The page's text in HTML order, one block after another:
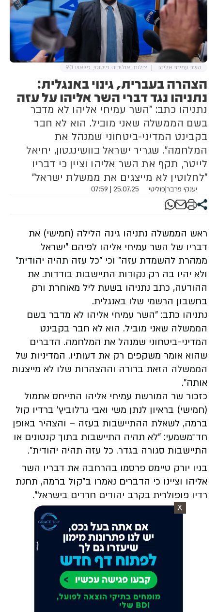
הצהרה בעברית, גינוי באנגלית:
נתניהו נגד דברי השר אליהו על עזה
נתניהו כתב: "השר עמיחי אליהו לא מדבר
בשם הממשלה שאני מוביל. הוא לא חבר
בקבינט המדיני-ביטחוני שמנהל את
המלחמה". שגריר ישראל בוושינגטון, יחיאל
לייטר, תקף את השר אליהו וציין כי דבריו
"לחלוטין לא מייצגים את ממשלת ישראל"
יענקי פרבר|פוליטי 25.07.25 | 07:59
השר עמיחי אליהו צילום: אוליביה פיטוסי, פלאש 90
ראש הממשלה נתניהו גינה הלילה (חמישי) את
דבריו של השר עמיחי אליהו לפיהם "ישראל
ממהרת להשמדת עזה" וכי "כל עזה תהיה יהודית"
ולא יהיו בה רק נקודות התיישבות בודדות. את
ההודעה, כתב נתניהו בשעת ליל מאוחרת ורק
בחשבון הרשמי שלו באנגלית.
נתניהו כתב: "השר עמיחי אליהו לא מדבר בשם
הממשלה שאני מוביל. הוא לא חבר בקבינט
המדיני-ביטחוני שמנהל את המלחמה. הדברים
שהוא אומר משקפים רק את דעותיו. המדיניות של
הממשלה הזאת ברורה וההצהרות שלו לא מייצגות
אותה".
כזכור שר המורשת עמיחי אליהו התייחס אתמול
(חמישי) בראיון לנתן משי ואבי גדלוביץ' ברדיו קול
ברמה, לשאלת ההתיישבות בעזה – והצהיר באופן
חד־משמעי: "לא תהיה התיישבות בתוך קנטונים או
התיישבות סגורה בגדר. כל עזה תהיה יהודית".
בניו יורק טיימס פרסמו בהרחבה את דבריו השר
אליהו וציינו כי הדברים נאמרו ב"קול ברמה, תחנת
רדיו פופולרית בקרב יהודים חרדים בישראל".
X